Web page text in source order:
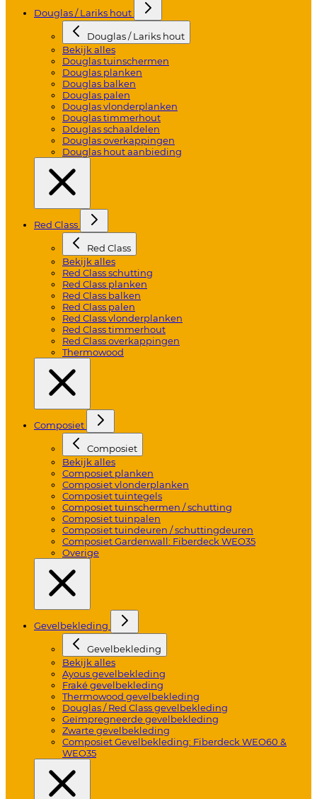
Douglas / Lariks hout
Douglas / Lariks hout
Bekijk alles
Douglas tuinschermen
Douglas planken
Douglas balken
Douglas palen
Douglas vlonderplanken
Douglas timmerhout
Douglas schaaldelen
Douglas overkappingen
Douglas hout aanbieding
Red Class
Red Class
Bekijk alles
Red Class schutting
Red Class planken
Red Class balken
Red Class palen
Red Class vlonderplanken
Red Class timmerhout
Red Class overkappingen
Thermowood
Composiet
Composiet
Bekijk alles
Composiet planken
Composiet vlonderplanken
Composiet tuintegels
Composiet tuinschermen / schutting
Composiet tuinpalen
Composiet tuindeuren / schuttingdeuren
Composiet Gardenwall: Fiberdeck WEO35
Overige
Gevelbekleding
Gevelbekleding
Bekijk alles
Ayous gevelbekleding
Fraké gevelbekleding
Thermowood gevelbekleding
Douglas / Red Class gevelbekleding
Geïmpregneerde gevelbekleding
Zwarte gevelbekleding
Composiet Gevelbekleding: Fiberdeck WEO60 &
WEO35